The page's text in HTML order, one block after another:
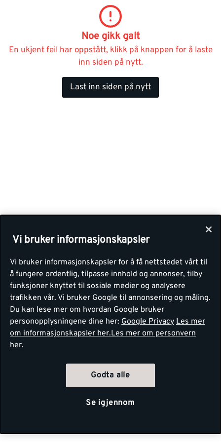
Noe gikk galt
En ukjent feil har oppstått, klikk på knappen for å laste
inn siden på nytt.
Last inn siden på nytt
Vi bruker informasjonskapsler
Vi bruker informasjonskapsler for å få nettstedet vårt til
å fungere ordentlig, tilpasse innhold og annonser, tilby
funksjoner knyttet til sosiale medier og analysere
trafikken vår. Vi bruker Google til annonsering og måling.
Du kan lese mer om hvordan Google bruker
personopplysningene dine her: Google Privacy Les mer
om informasjonskapsler her.Les mer om personvern
her.
Godta alle
Se igjennom